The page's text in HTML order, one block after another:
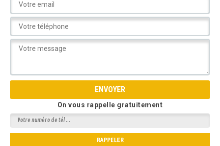
On vous rappelle gratuitement